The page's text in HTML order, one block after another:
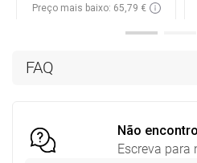
FAQ
Não
Escreva para
Preço mais baixo: 65,79 €